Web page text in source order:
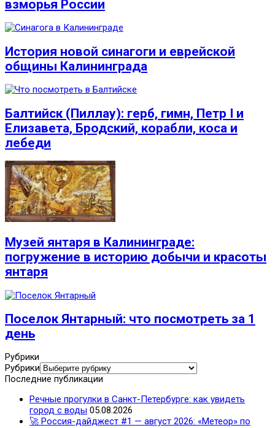
взморья России
История новой синагоги и еврейской
общины Калининграда
Балтийск (Пиллау): герб, гимн, Петр I и
Елизавета, Бродский, корабли, коса и
лебеди
Музей янтаря в Калининграде:
погружение в историю добычи и красоты
янтаря
Поселок Янтарный: что посмотреть за 1
день
Рубрики
Рубрики
Последние публикации
Речные прогулки в Санкт-Петербурге: как увидеть
город с воды 05.08.2026
🚀 Россия-дайджест #1 — август 2026: «Метеор» по